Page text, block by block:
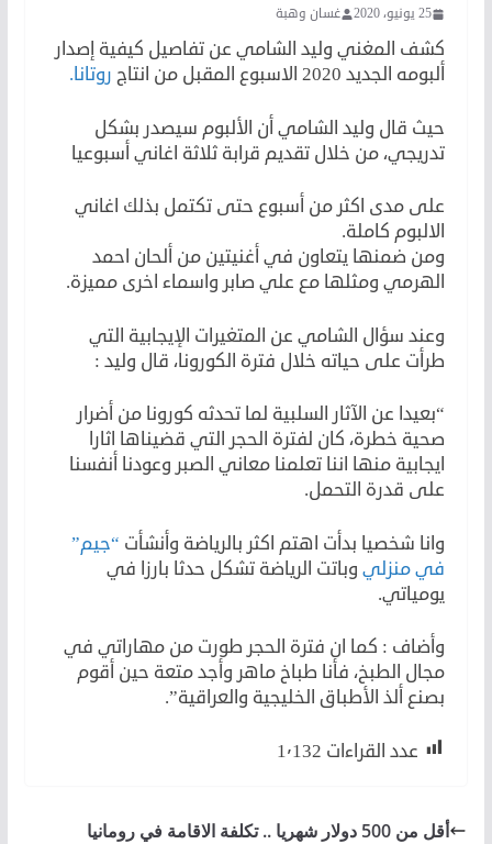
25 يونيو، 2020 غسان وهبة
كشف المغني وليد الشامي عن تفاصيل كيفية إصدار
ألبومه الجديد 2020 الاسبوع المقبل من انتاج
روتانا.
حيث قال وليد الشامي أن الألبوم سيصدر بشكل
تدريجي، من خلال تقديم قرابة ثلاثة اغاني أسبوعيا
على مدى اكثر من أسبوع حتى تكتمل بذلك اغاني
الالبوم كاملة.
ومن ضمنها يتعاون في أغنيتين من ألحان احمد
الهرمي ومثلها مع علي صابر واسماء اخرى مميزة.
وعند سؤال الشامي عن المتغيرات الإيجابية التي
طرأت على حياته خلال فترة الكورونا، قال وليد :
“بعيدا عن الآثار السلبية لما تحدثه كورونا من أضرار
صحية خطرة، كان لفترة الحجر التي قضيناها اثارا
ايجابية منها اننا تعلمنا معاني الصبر وعودنا أنفسنا
على قدرة التحمل.
وانا شخصيا بدأت اهتم اكثر بالرياضة وأنشأت “جيم”
في منزليوباتت الرياضة تشكل حدثا بارزا في
يومياتي.
وأضاف : كما ان فترة الحجر طورت من مهاراتي في
مجال الطبخ، فأنا طباخ ماهر وأجد متعة حين أقوم
بصنع ألذ الأطباق الخليجية والعراقية”.
عدد القراءات 1٬132
أقل من 500 دولار شهريا .. تكلفة الاقامة في رومانيا